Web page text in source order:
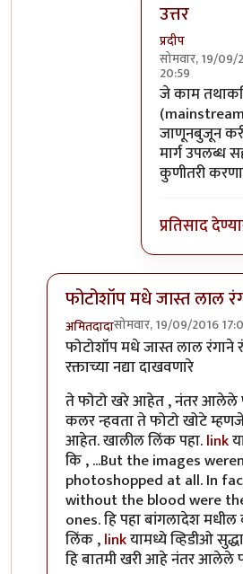
उत्तर
प्रदीप
सोमवार, 19/09/
20:59
In reply to
जे काम
जाणूनबुजून
मार्ग उपलब्ध
कुणीतरी
प्रतिसाद
फोटोशॉप मधे जास्त लाल
अमितदादासोमवार, 19/09/2016
In reply toकुर्बानी आणि बळी
फोटोशॉप मधे जास्त लाल रंगाने
रक्ताच्या नद्या दाखवणारे
ते फोटो खरे आहेत , नंतर आलेले
कलर न्हवता ते फोटो खोटे
आहेत. खालील लिंक पहा.link
कि , ...But the images
photoshopped at all. In
without the blood were
ones. हि पहा बांगलादेश मधील
लिंक ,linkयामध्ये व्हिडीओ
हि बातमी खरी आहे नंतर आलेले